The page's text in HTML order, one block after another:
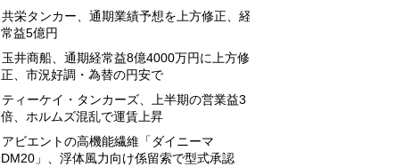
共栄タンカー、通期業績予想を上方修正、経
常益5億円
玉井商船、通期経常益8億4000万円に上方修
正、市況好調・為替の円安で
ティーケイ・タンカーズ、上半期の営業益3
倍、ホルムズ混乱で運賃上昇
アビエントの高機能繊維「ダイニーマ
DM20」、浮体風力向け係留索で型式承認